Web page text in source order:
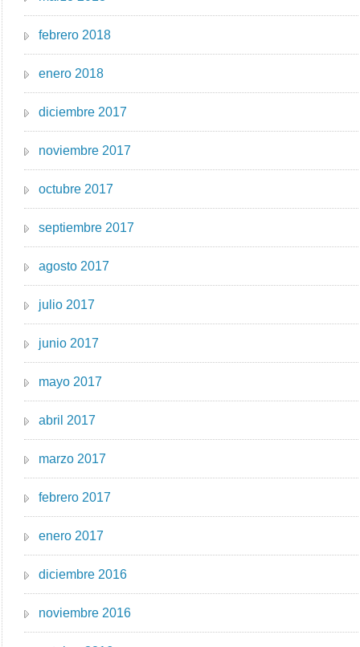
febrero 2018
enero 2018
diciembre 2017
noviembre 2017
octubre 2017
septiembre 2017
agosto 2017
julio 2017
junio 2017
mayo 2017
abril 2017
marzo 2017
febrero 2017
enero 2017
diciembre 2016
noviembre 2016